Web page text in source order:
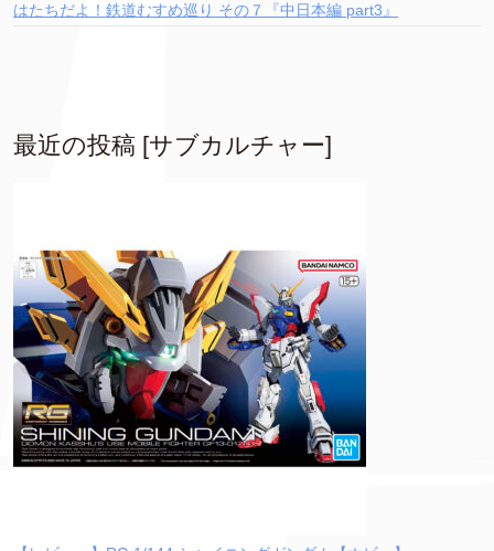
はたちだよ！鉄道むすめ巡り その７『中日本編 part3』
最近の投稿 [サブカルチャー]